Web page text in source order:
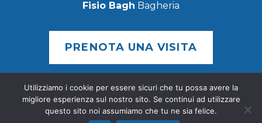
Fisio Bagh Bagheria
PRENOTA UNA VISITA
Cerchi un aiuto medico?
Se soffri di forti dolori cronici, compila il
Utilizziamo i cookie per essere sicuri che tu possa avere la
migliore esperienza sul nostro sito. Se continui ad utilizzare
questo sito noi assumiamo che tu ne sia felice.